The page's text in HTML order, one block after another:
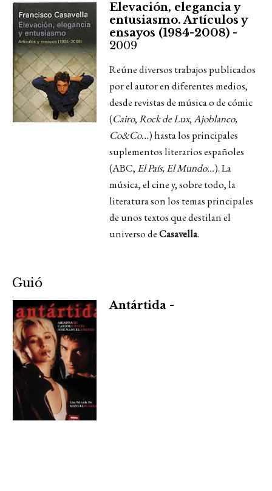
Elevación, elegancia y
entusiasmo. Artículos y
ensayos (1984-2008) -
2009
Reúne diversos trabajos publicados
por el autor en diferentes medios,
desde revistas de música o de cómic
(Cairo,Rock de Lux,Ajoblanco,
Co&Co...) hasta los principales
suplementos literarios españoles
(ABC, El País,El Mundo...).La
música, el cine y, sobre todo, la
literatura son los temas principales
de unos textos que destilan el
universo deCasavella.
Guió
Antártida -